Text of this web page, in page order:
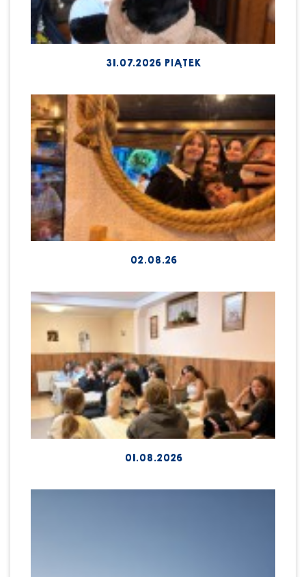
31.07.2026 PIĄTEK
02.08.26
01.08.2026